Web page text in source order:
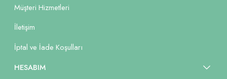
Müşteri Hizmetleri
İletişim
İptal ve İade Koşulları
HESABIM